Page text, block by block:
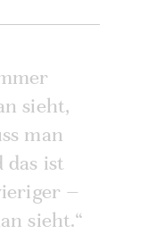
sieht,
man
das ist
–
sieht.“